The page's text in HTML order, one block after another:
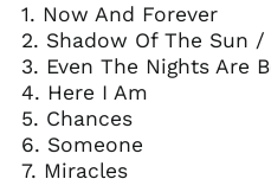
1. Now And Forever
2. Shadow Of The Sun
3. Even The Nights Are
4. Here I Am
5. Chances
6. Someone
7. Miracles